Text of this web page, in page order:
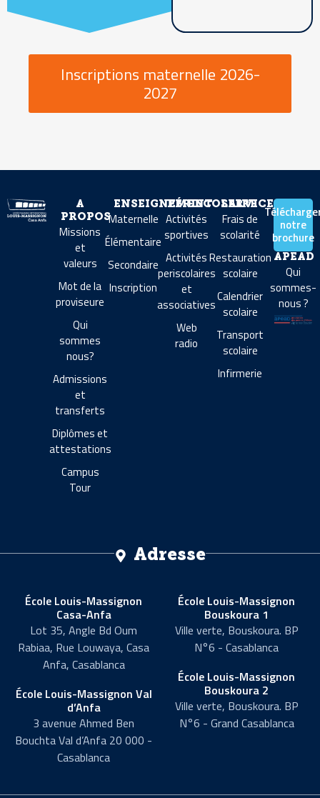
Inscriptions maternelle 2026-
2027
A
PROPOS
Missions
et
valeurs
Mot de la
proviseure
Qui
sommes
nous?
Admissions
et
transferts
Diplômes et
attestations
Campus
Tour
ENSEIGNEMENT
Maternelle
Élémentaire
Secondaire
Inscription
PÉRISCOLAIRE
Activités
sportives
Activités
periscolaires
et
associatives
Web
radio
SERVICES
Frais de
scolarité
Restauration
scolaire
Calendrier
scolaire
Transport
scolaire
Infirmerie
notre
brochure
APEAD
Qui
sommes-
nous ?
Adresse
École Louis-Massignon
Casa-Anfa
Lot 35, Angle Bd Oum
Rabiaa, Rue Louwaya, Casa
Anfa, Casablanca
École Louis-Massignon Val
d’Anfa
3 avenue Ahmed Ben
Bouchta Val d’Anfa 20 000 -
Casablanca
École Louis-Massignon
Bouskoura 1
Ville verte, Bouskoura. BP
N°6 - Casablanca
École Louis-Massignon
Bouskoura 2
Ville verte, Bouskoura. BP
N°6 - Grand Casablanca